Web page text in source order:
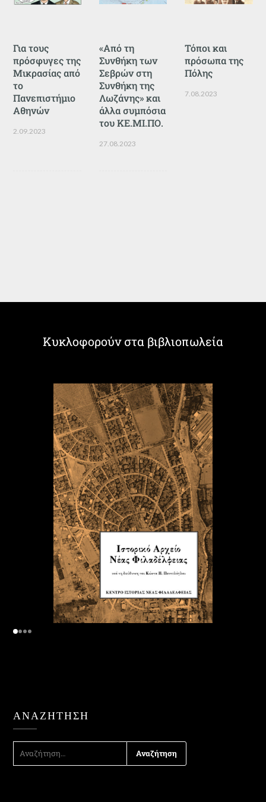
Για τους
πρόσφυγες της
Μικρασίας από
το
Πανεπιστήμιο
Αθηνών
2.09.2023
«Από τη
Συνθήκη των
Σεβρών στη
Συνθήκη της
Λωζάνης» και
άλλα συμπόσια
του ΚΕ.ΜΙ.ΠΟ.
27.08.2023
Τόποι και
πρόσωπα της
Πόλης
7.08.2023
Κυκλοφορούν στα βιβλιοπωλεία
ΑΝΑΖΉΤΗΣΗ
ΓΙΑ: